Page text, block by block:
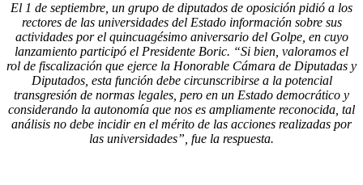
El 1 de septiembre, un grupo de diputados de oposición pidió a los
rectores de las universidades del Estado información sobre sus
actividades por el quincuagésimo aniversario del Golpe, en cuyo
lanzamiento participó el Presidente Boric. “Si bien, valoramos el
rol de fiscalización que ejerce la Honorable Cámara de Diputadas y
Diputados, esta función debe circunscribirse a la potencial
transgresión de normas legales, pero en un Estado democrático y
considerando la autonomía que nos es ampliamente reconocida, tal
análisis no debe incidir en el mérito de las acciones realizadas por
las universidades”, fue la respuesta.